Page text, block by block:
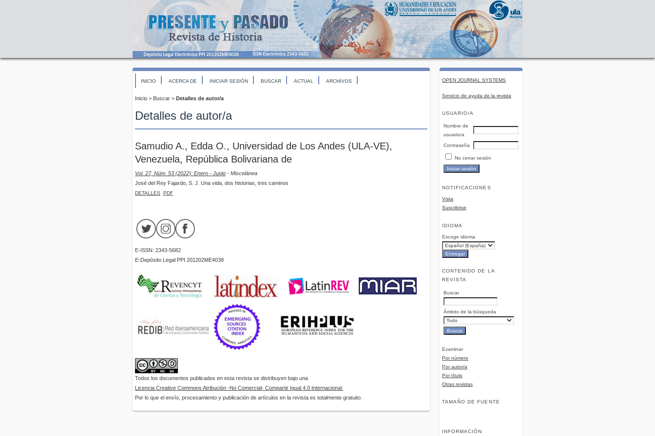
OPEN JOURNAL SYSTEMS
Servicio de ayuda de la revista
USUARIO/A
Nombre de
usuario/a
Contraseña
No cerrar sesión
NOTIFICACIONES
Vista
Suscribirse
IDIOMA
Escoge idioma
CONTENIDO DE LA
REVISTA
Buscar
Ámbito de la búsqueda
Examinar
Por número
Por autor/a
Por título
Otras revistas
TAMAÑO DE FUENTE
INFORMACIÓN
INICIO ACERCA DE INICIAR SESIÓN BUSCAR ACTUAL ARCHIVOS
Inicio > Buscar > Detalles de autor/a
Detalles de autor/a
Samudio A., Edda O., Universidad de Los Andes (ULA-VE),
Venezuela, República Bolivariana de
Vol. 27, Núm. 53 (2022): Enero - Junio - Miscelánea
José del Rey Fajardo, S. J. Una vida, dos historias, tres caminos
DETALLES PDF
E-ISSN: 2343-5682
E-Depósito Legal PPI 201202ME4038
Todos los documentos publicados en esta revista se distribuyen bajo una
Licencia Creative Commons Atribución -No Comercial- Compartir Igual 4.0 Internacional.
Por lo que el envío, procesamiento y publicación de artículos en la revista es totalmente gratuito.